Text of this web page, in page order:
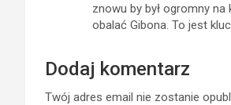
znowu by był ogromny
obalać Gibona. To jest
Dodaj komentarz
Twój adres email nie zostanie